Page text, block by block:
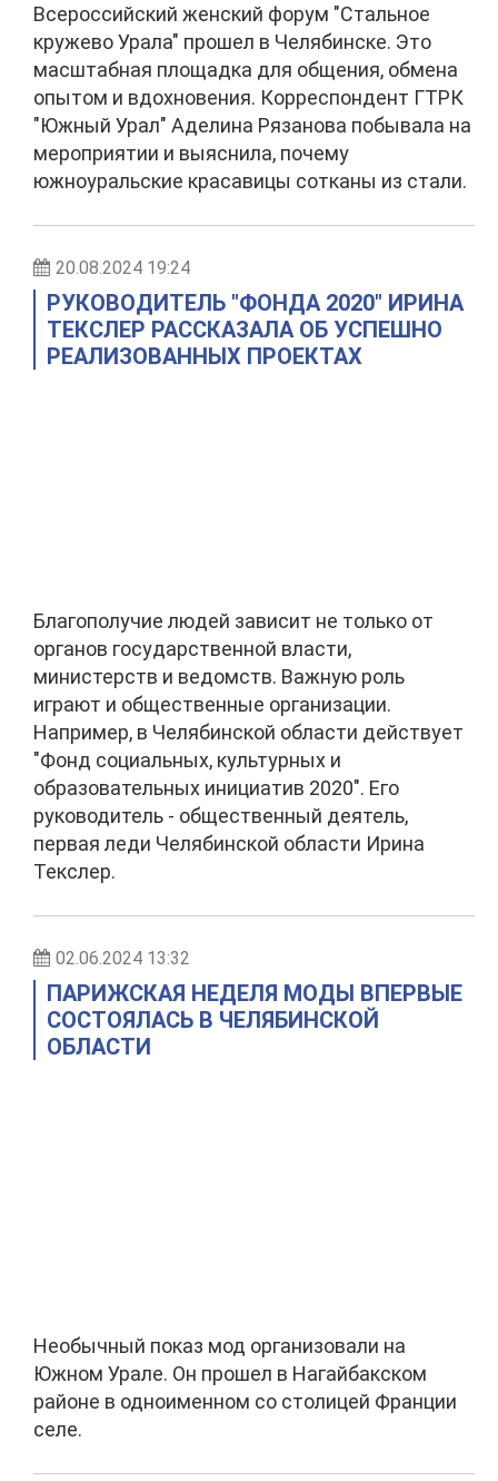
Всероссийский женский форум "Стальное
кружево Урала" прошел в Челябинске. Это
масштабная площадка для общения, обмена
опытом и вдохновения. Корреспондент ГТРК
"Южный Урал" Аделина Рязанова побывала на
мероприятии и выяснила, почему
южноуральские красавицы сотканы из стали.
20.08.2024 19:24
РУКОВОДИТЕЛЬ "ФОНДА 2020" ИРИНА
ТЕКСЛЕР РАССКАЗАЛА ОБ УСПЕШНО
РЕАЛИЗОВАННЫХ ПРОЕКТАХ
Благополучие людей зависит не только от
органов государственной власти,
министерств и ведомств. Важную роль
играют и общественные организации.
Например, в Челябинской области действует
"Фонд социальных, культурных и
образовательных инициатив 2020". Его
руководитель - общественный деятель,
первая леди Челябинской области Ирина
Текслер.
02.06.2024 13:32
ПАРИЖСКАЯ НЕДЕЛЯ МОДЫ ВПЕРВЫЕ
СОСТОЯЛАСЬ В ЧЕЛЯБИНСКОЙ
ОБЛАСТИ
Необычный показ мод организовали на
Южном Урале. Он прошел в Нагайбакском
районе в одноименном со столицей Франции
селе.